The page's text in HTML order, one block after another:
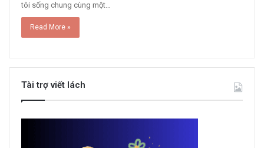
tôi sống chung cùng một…
Read More »
Tài trợ viết lách